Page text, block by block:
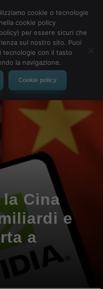
Cina
e
a
cookie o tecnologie
cookie policy
per essere sicuri che
sul nostro sito. Puoi
tecnologie con il tasto
la navigazione.
Cookie policy